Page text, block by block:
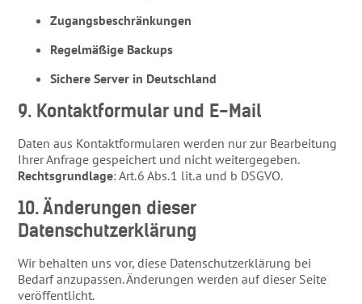
Zugangsbeschränkungen
Regelmäßige Backups
Sichere Server in Deutschland
9. Kontaktformular und E-Mail
Daten aus Kontaktformularen werden nur zur Bearbeitung
Ihrer Anfrage gespeichert und nicht weitergegeben.
Rechtsgrundlage: Art. 6 Abs. 1 lit. a und b DSGVO.
10. Änderungen dieser
Datenschutzerklärung
Wir behalten uns vor, diese Datenschutzerklärung bei
Bedarf anzupassen. Änderungen werden auf dieser Seite
veröffentlicht.